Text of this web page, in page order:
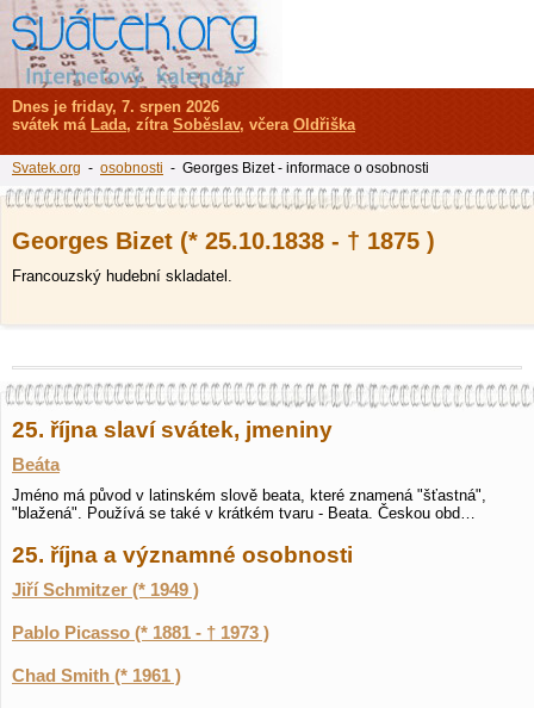
Georges Bizet (* 25.10.1838 - † 1875 )
Francouzský hudební skladatel.
25. října slaví svátek, jmeniny
Beáta
Jméno má původ v latinském slově beata, které znamená "šťastná",
"blažená". Používá se také v krátkém tvaru - Beata. Českou obd…
25. října a významné osobnosti
Jiří Schmitzer (* 1949 )
Pablo Picasso (* 1881 - † 1973 )
Chad Smith (* 1961 )
Dnes je friday, 7. srpen 2026
svátek má Lada, zítra Soběslav, včera Oldřiška
Svatek.org - osobnosti - Georges Bizet - informace o osobnosti